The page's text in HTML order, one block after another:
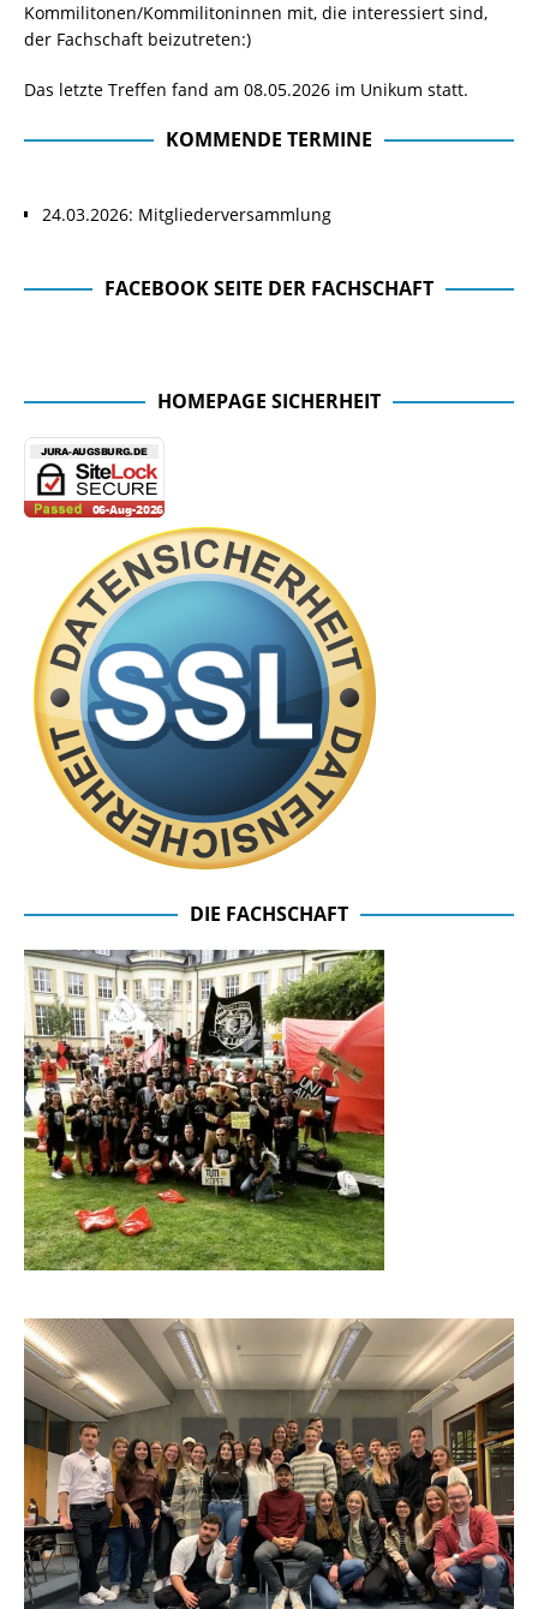
Kommilitonen/Kommilitoninnen mit, die interessiert sind,
der Fachschaft beizutreten:)
Das letzte Treffen fand am 08.05.2026 im Unikum statt.
KOMMENDE TERMINE
24.03.2026: Mitgliederversammlung
FACEBOOK SEITE DER FACHSCHAFT
HOMEPAGE SICHERHEIT
DIE FACHSCHAFT